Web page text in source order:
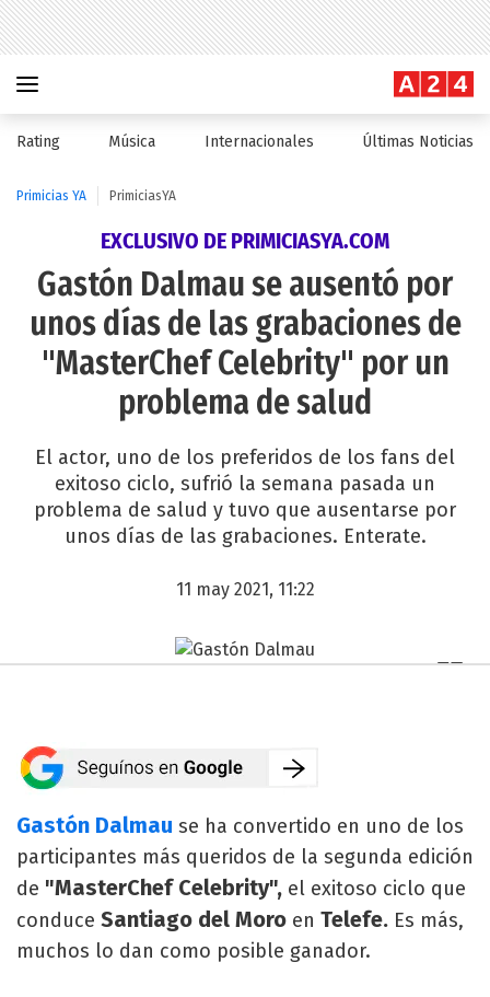
Rating Música Internacionales Últimas Noticias
Primicias YA PrimiciasYA
EXCLUSIVO DE PRIMICIASYA.COM
Gastón Dalmau se ausentó por
unos días de las grabaciones de
"MasterChef Celebrity" por un
problema de salud
El actor, uno de los preferidos de los fans del
exitoso ciclo, sufrió la semana pasada un
problema de salud y tuvo que ausentarse por
unos días de las grabaciones. Enterate.
11 may 2021, 11:22
Gastón Dalmau se ha convertido en uno de los
participantes más queridos de la segunda edición
de "MasterChef Celebrity", el exitoso ciclo que
conduce Santiago del Moro en Telefe. Es más,
muchos lo dan como posible ganador.